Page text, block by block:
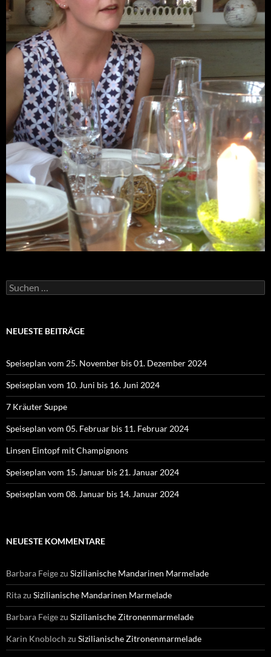
Suchen
nach:
NEUESTE BEITRÄGE
Speiseplan vom 25. November bis 01. Dezember 2024
Speiseplan vom 10. Juni bis 16. Juni 2024
7 Kräuter Suppe
Speiseplan vom 05. Februar bis 11. Februar 2024
Linsen Eintopf mit Champignons
Speiseplan vom 15. Januar bis 21. Januar 2024
Speiseplan vom 08. Januar bis 14. Januar 2024
NEUESTE KOMMENTARE
Barbara Feigezu Sizilianische Mandarinen Marmelade
Ritazu Sizilianische Mandarinen Marmelade
Barbara Feigezu Sizilianische Zitronenmarmelade
Karin Knobloch zu Sizilianische Zitronenmarmelade